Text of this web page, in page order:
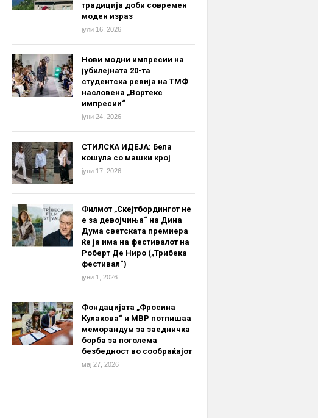
традиција доби современ
моден израз
јули 16, 2026
Нови модни импресии на
јубилејната 20-та
студентска ревија на ТМФ
насловена „Вортекс
импресии“
јуни 24, 2026
СТИЛСКА ИДЕЈА: Бела
кошула со машки крој
јуни 17, 2026
Филмот „Скејтбордингот не
е за девојчиња“ на Дина
Дума светската премиера
ќе ја има на фестивалот на
Роберт Де Ниро („Трибека
фестивал“)
јуни 1, 2026
Фондацијата „Фросина
Кулакова“ и МВР потпишаа
меморандум за заедничка
борба за поголема
безбедност во сообраќајот
мај 27, 2026